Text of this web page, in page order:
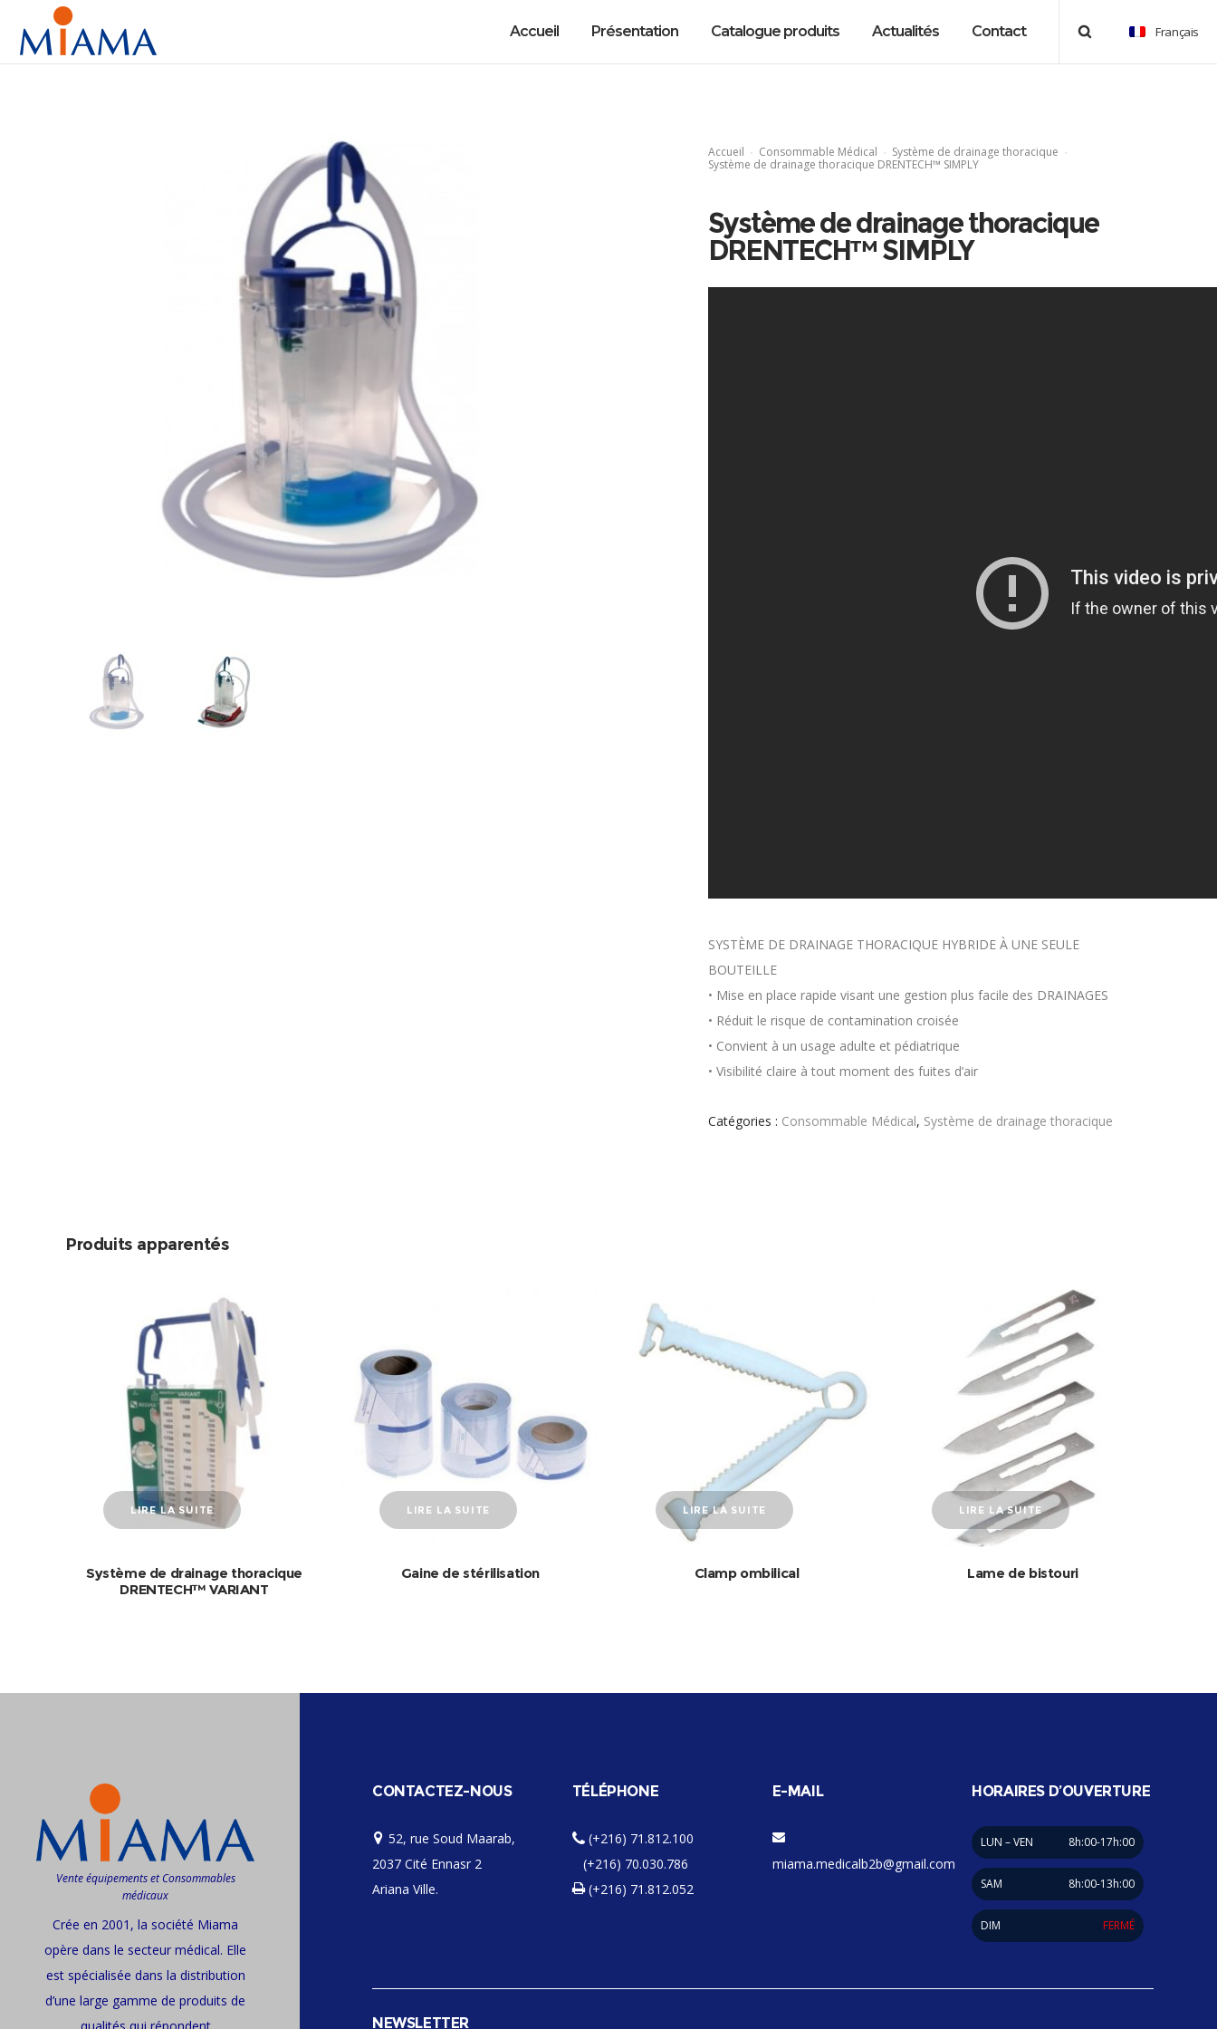
Français
Accueil Présentation Catalogue produits Actualités Contact
Accueil Consommable Médical
Système de drainage thoracique
Système de drainage thoracique DRENTECH™ SIMPLY
Système de drainage thoracique
DRENTECH™ SIMPLY
SYSTÈME DE DRAINAGE THORACIQUE HYBRIDE À UNE SEULE
BOUTEILLE
• Mise en place rapide visant une gestion plus facile des DRAINAGES
• Réduit le risque de contamination croisée
• Convient à un usage adulte et pédiatrique
• Visibilité claire à tout moment des fuites d’air
Catégories : Consommable Médical, Système de drainage thoracique
Produits apparentés
LIRE LA SUITE
Système de drainage thoracique
DRENTECH™ VARIANT
LIRE LA SUITE
Gaine de stérilisation
LIRE LA SUITE
Clamp ombilical
LIRE LA SUITE
Lame de bistouri
Vente équipements et Consommables
médicaux
Crée en 2001, la société Miama
opère dans le secteur médical. Elle
est spécialisée dans la distribution
d’une large gamme de produits de
CONTACTEZ-NOUS
52, rue Soud Maarab,
2037 Cité Ennasr 2
Ariana Ville.
TÉLÉPHONE
(+216) 71.812.100
(+216) 70.030.786
(+216) 71.812.052
E-MAIL
miama.medicalb2b@gmail.com
HORAIRES D’OUVERTURE
LUN – VEN 8h:00-17h:00
SAM 8h:00-13h:00
DIM FERMÉ
NEWSLETTER